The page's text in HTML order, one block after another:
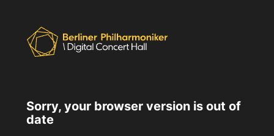
Sorry, your browser version is out of
date